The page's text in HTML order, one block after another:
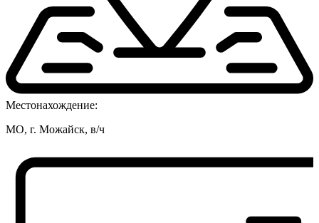
Местонахождение:
МО, г. Можайск, в/ч